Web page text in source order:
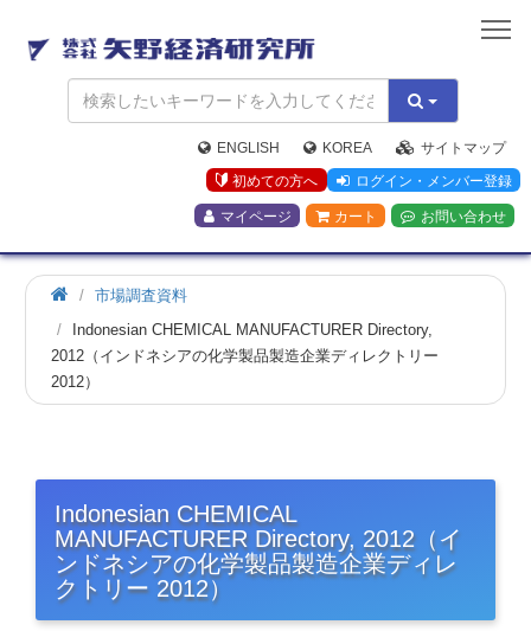
矢
野
経
済
研
究
所
ENGLISH KOREA
サイトマップ
初めての方へ
ログイン・メンバー登録
マイページ カート お問い合わせ
市場調査資料
Indonesian CHEMICAL MANUFACTURER Directory,
2012（インドネシアの化学製品製造企業ディレクトリー
2012）
Indonesian CHEMICAL
MANUFACTURER Directory, 2012（イ
ンドネシアの化学製品製造企業ディレ
クトリー 2012）